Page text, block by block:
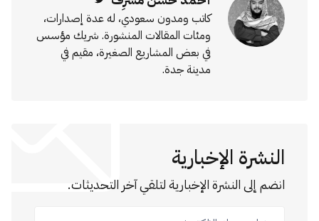
كاتب ومدون سعودي، له عدة إصدارات،
ومئات المقالات المنشورة. شريك مؤسس
في بعض المشاريع الصغيرة، مقيم في
مدينة جدة.
النشرة الإخبارية
انضم إلى النشرة الإخبارية لتلقي آخر التحديثات.
عنوان بريدك الإلكتروني